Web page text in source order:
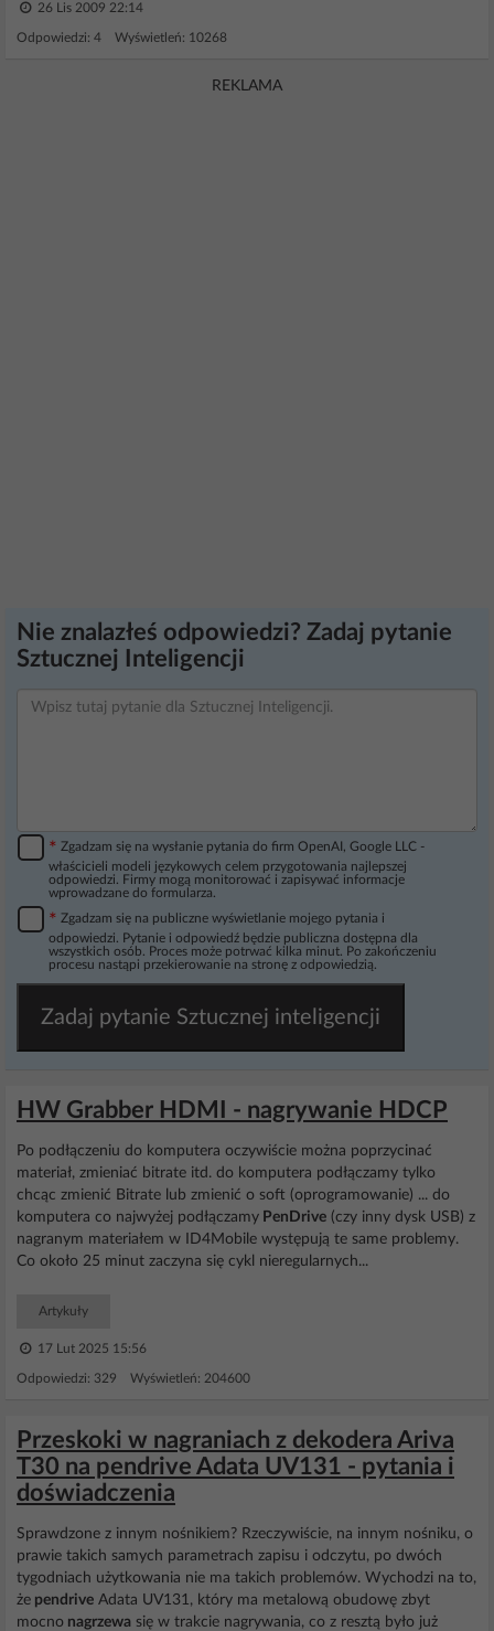
26 Lis 2009 22:14
Odpowiedzi: 4 Wyświetleń: 10268
REKLAMA
Nie znalazłeś odpowiedzi? Zadaj pytanie
Sztucznej Inteligencji
* Zgadzam się na wysłanie pytania do firm OpenAI, Google LLC -
właścicieli modeli językowych celem przygotowania najlepszej
odpowiedzi. Firmy mogą monitorować i zapisywać informacje
wprowadzane do formularza.
* Zgadzam się na publiczne wyświetlanie mojego pytania i
odpowiedzi. Pytanie i odpowiedź będzie publiczna dostępna dla
wszystkich osób. Proces może potrwać kilka minut. Po zakończeniu
procesu nastąpi przekierowanie na stronę z odpowiedzią.
Zadaj pytanie Sztucznej inteligencji
HW Grabber HDMI - nagrywanie HDCP
Po podłączeniu do komputera oczywiście można poprzycinać
materiał, zmieniać bitrate itd. do komputera podłączamy tylko
chcąc zmienić Bitrate lub zmienić o soft (oprogramowanie) ... do
komputera co najwyżej podłączamy PenDrive (czy inny dysk USB) z
nagranym materiałem w ID4Mobile występują te same problemy.
Co około 25 minut zaczyna się cykl nieregularnych...
Artykuły
17 Lut 2025 15:56
Odpowiedzi: 329 Wyświetleń: 204600
Przeskoki w nagraniach z dekodera Ariva
T30 na pendrive Adata UV131 - pytania i
doświadczenia
Sprawdzone z innym nośnikiem? Rzeczywiście, na innym nośniku, o
prawie takich samych parametrach zapisu i odczytu, po dwóch
tygodniach użytkowania nie ma takich problemów. Wychodzi na to,
że pendrive Adata UV131, który ma metalową obudowę zbyt
mocno nagrzewa się w trakcie nagrywania, co z resztą było już